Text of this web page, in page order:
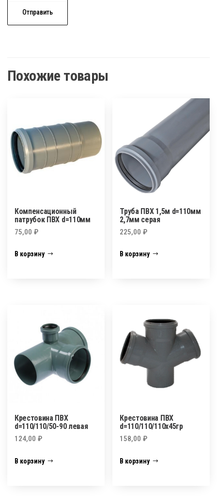
Похожие товары
Компенсационный
патрубок ПВХ d=110мм
75,00 ₽
В корзину
Труба ПВХ 1,5м d=110мм
2,7мм серая
225,00₽
В корзину
Крестовина ПВХ
d=110/110/50-90 левая
124,00 ₽
В корзину
Крестовина ПВХ
d=110/110/110х45гр
158,00₽
В корзину